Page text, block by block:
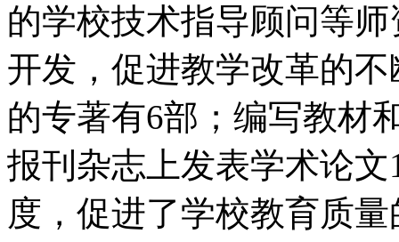
的学校技术指导顾问等
开发，促进教学改革的
的专著有6部；编写教材
报刊杂志上发表学术论
度，促进了学校教育质